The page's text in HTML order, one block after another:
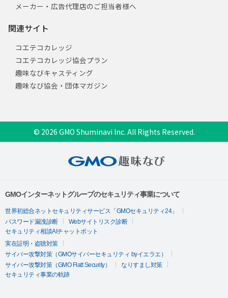
メーカー・広告代理店のご担当者様へ
関連サイト
コエテコカレッジ
コエテコカレッジ協会プラン
趣味なびキャスティング
趣味なび協会・団体マガジン
© 2026 GMO Shuminavi Inc. All Rights Reserved.